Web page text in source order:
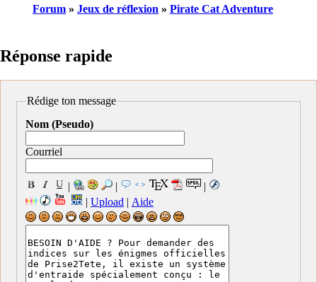
Forum » Jeux de réflexion » Pirate Cat Adventure
Réponse rapide
Rédige ton message
Nom (Pseudo)
Courriel
| |
|
| Upload | Aide